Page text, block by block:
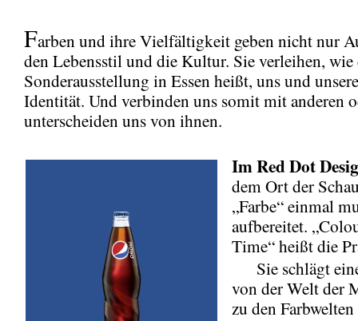
Farben und ihre Vielfältigkeit geben nicht nur
den Lebensstil und die Kultur. Sie verleihen, wie
Sonderausstellung in Essen heißt, uns und
Identität. Und verbinden uns somit mit anderen
unterscheiden uns von ihnen.
ImRed Dot
dem Ort der
„Farbe“ einmal
aufbereitet.
Time“ heißt die
Sie schlägt
von der Welt der
zu den Farbwelten